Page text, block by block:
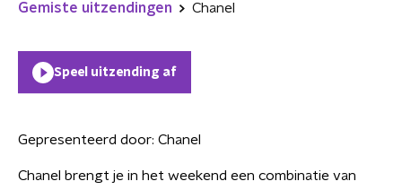
Gemiste uitzendingen Chanel
Speel uitzending af
Gepresenteerd door: Chanel
Chanel brengt je in het weekend een combinatie van